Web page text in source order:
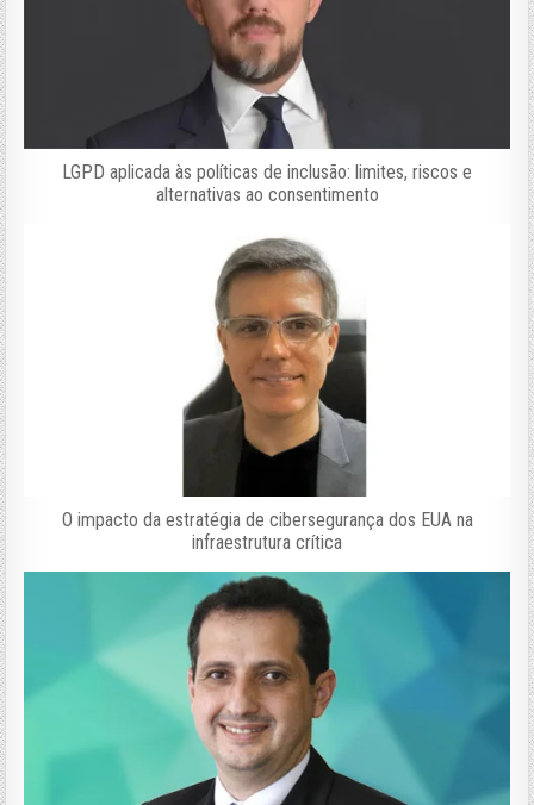
LGPD aplicada às políticas de inclusão: limites, riscos e
alternativas ao consentimento
O impacto da estratégia de cibersegurança dos EUA na
infraestrutura crítica